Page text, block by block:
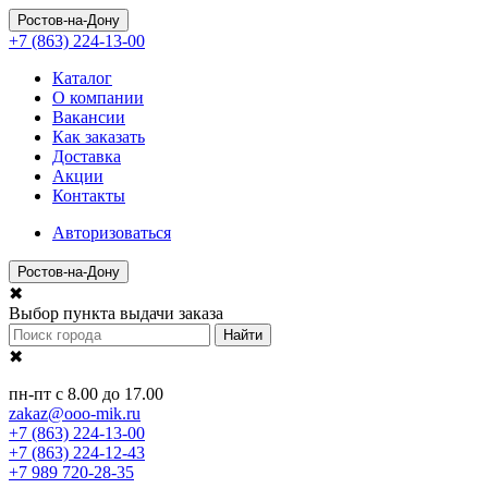
Ростов-на-Дону
+7 (863) 224-13-00
Каталог
О компании
Вакансии
Как заказать
Доставка
Акции
Контакты
Авторизоваться
Ростов-на-Дону
✖
Выбор пункта выдачи заказа
Найти
✖
пн-пт с 8.00 до 17.00
zakaz@ooo-mik.ru
+7 (863) 224-13-00
+7 (863) 224-12-43
+7 989 720-28-35